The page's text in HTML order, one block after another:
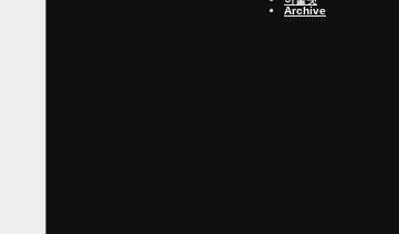
Archive